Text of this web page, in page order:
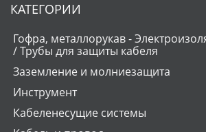
КАТЕГОРИИ
Гофра, металлорукав -
/ Трубы для защиты кабеля
Заземление и молниезащита
Инструмент
Кабеленесущие системы